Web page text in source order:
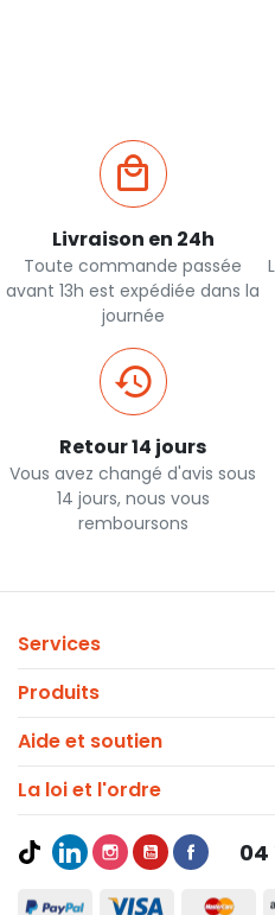
Livraison en 24h
Toute commande passée
avant 13h est expédiée dans la
journée
Retour 14 jours
Vous avez changé d'avis sous
14 jours, nous vous
remboursons
Services
Produits
Aide et soutien
La loi et l'ordre
04